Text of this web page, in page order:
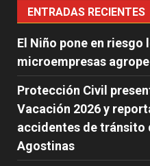
ENTRADAS RECIENTES
El Niño pone en
microempresas
Protección Civil
Vacación 2026 y
accidentes de tránsito
Agostinas